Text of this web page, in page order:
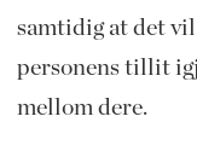
samtidig at det
personens tillit
mellom dere.